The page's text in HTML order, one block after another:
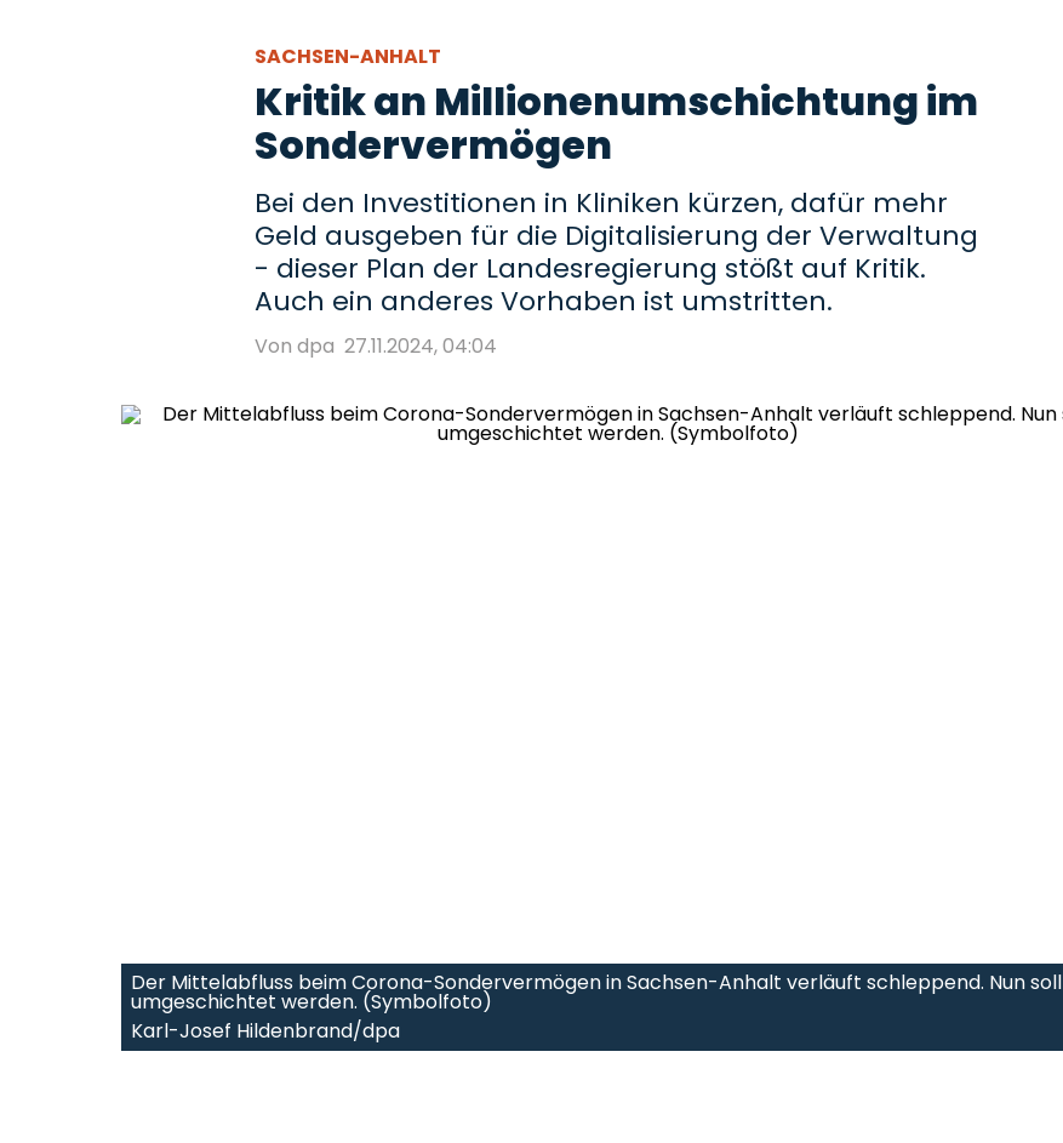
SACHSEN-ANHALT
Kritik an Millionenumschichtung im
Sondervermögen
Bei den Investitionen in Kliniken kürzen, dafür mehr
Geld ausgeben für die Digitalisierung der Verwaltung
- dieser Plan der Landesregierung stößt auf Kritik.
Auch ein anderes Vorhaben ist umstritten.
Von dpa 27.11.2024, 04:04
Der Mittelabfluss beim Corona-Sondervermögen in Sachsen-Anhalt verläuft schleppend. Nun soll
umgeschichtet werden. (Symbolfoto)
Karl-Josef Hildenbrand/dpa